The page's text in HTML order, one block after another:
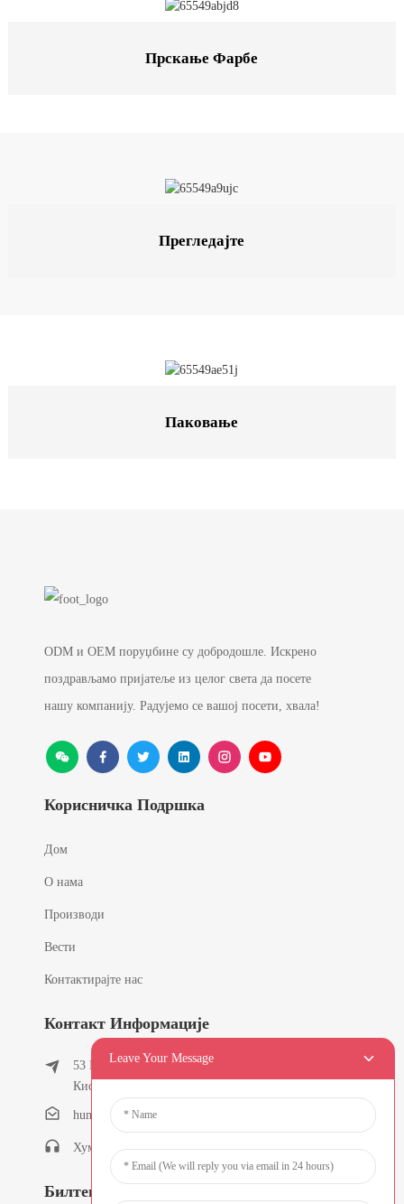
Прскање Фарбе
Прегледајте
Паковање
ODM и OEM поруџбине су добродошле. Искрено
поздрављамо пријатеље из целог света да посете
нашу компанију. Радујемо се вашој посети, хвала!
Корисничка Подршка
Дом
О нама
Производи
Вести
Контактирајте нас
Контакт Информације
53 Еаст Цхунфенг Роад, Тиелукенг Виллаге,
Кисхи Товн, Донггуан, Гуангдонг, Кина
humanlu@foxmail.com
Хуманлу: +86-15818288461
Билтени
Leave Your Message